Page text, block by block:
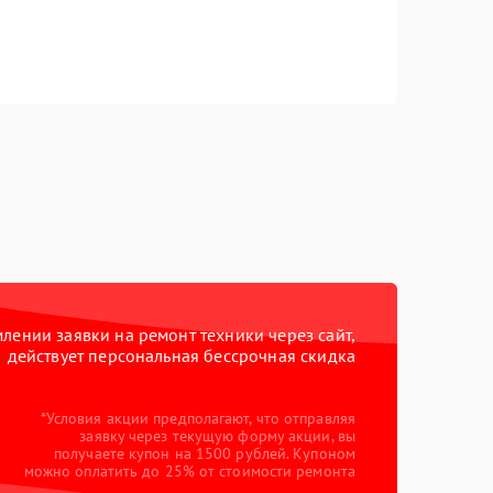
заявки на ремонт техники через сайт,
действует персональная бессрочная скидка
*Условия акции предполагают, что отправляя
заявку через текущую форму акции, вы
получаете купон на 1500 рублей. Купоном
можно оплатить до 25% от стоимости ремонта